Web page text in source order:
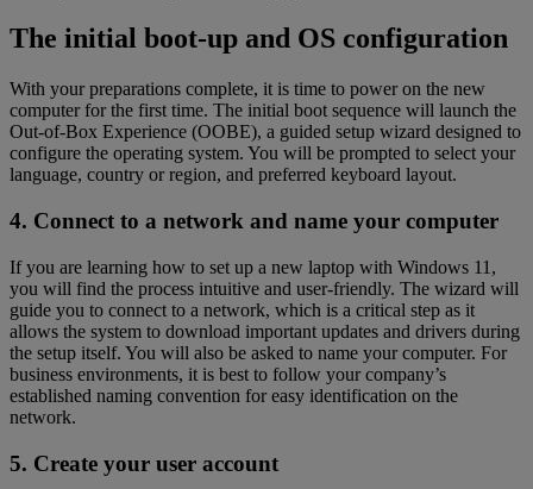
The initial boot-up and OS configuration
With your preparations complete, it is time to power on the new
computer for the first time. The initial boot sequence will launch the
Out-of-Box Experience (OOBE), a guided setup wizard designed to
configure the operating system. You will be prompted to select your
language, country or region, and preferred keyboard layout.
4. Connect to a network and name your computer
If you are learning how to set up a new laptop with Windows 11,
you will find the process intuitive and user-friendly. The wizard will
guide you to connect to a network, which is a critical step as it
allows the system to download important updates and drivers during
the setup itself. You will also be asked to name your computer. For
business environments, it is best to follow your company’s
established naming convention for easy identification on the
network.
5. Create your user account